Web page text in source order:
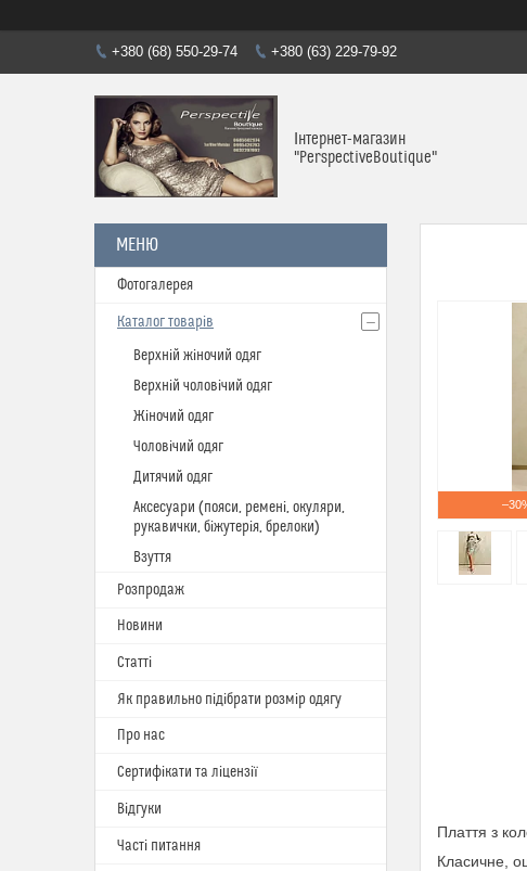
+380 (68) 550-29-74 +380 (63) 229-79-92
Інтернет-магазин
"PerspectiveBoutique"
Плаття з
Класичне,
Фотогалерея
Каталог товарів
Верхній жіночий одяг
Верхній чоловічий одяг
Жіночий одяг
Чоловічий одяг
Дитячий одяг
Аксесуари (пояси, ремені, окуляри,
рукавички, біжутерія, брелоки)
Взуття
Розпродаж
Новини
Статті
Як правильно підібрати розмір одягу
Про нас
Сертифікати та ліцензії
Відгуки
Часті питання